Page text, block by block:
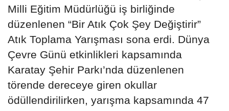
Milli Eğitim Müdürlüğü iş birliğinde
düzenlenen “Bir Atık Çok Şey Değiştirir”
Atık Toplama Yarışması sona erdi. Dünya
Çevre Günü etkinlikleri kapsamında
Karatay Şehir Parkı’nda düzenlenen
törende dereceye giren okullar
ödüllendirilirken, yarışma kapsamında 47